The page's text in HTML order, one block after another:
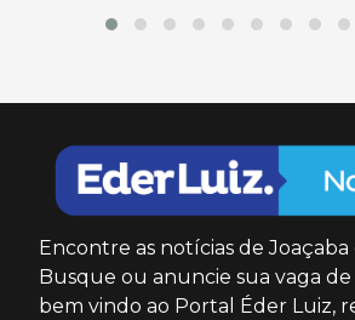
Encontre as notícias de Joaçaba
Busque ou anuncie sua vaga
bem vindo ao Portal Éder Luiz,